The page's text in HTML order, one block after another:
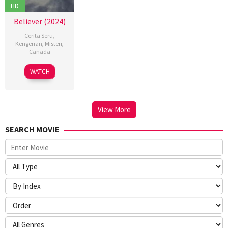
HD
Believer (2024)
Cerita Seru
Kengerian Misteri
Canada
29
Aug
Sheldon
Wilson
WATCH
View More
SEARCH MOVIE